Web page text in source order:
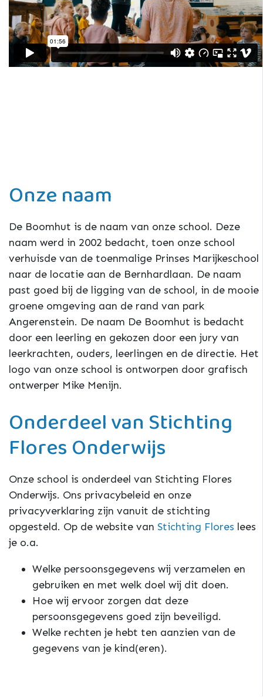
Onze naam
De Boomhut is de naam van onze school. Deze
naam werd in 2002 bedacht, toen onze school
verhuisde van de toenmalige Prinses Marijkeschool
naar de locatie aan de Bernhardlaan. De naam
past goed bij de ligging van de school, in de mooie
groene omgeving aan de rand van park
Angerenstein. De naam De Boomhut is bedacht
door een leerling en gekozen door een jury van
leerkrachten, ouders, leerlingen en de directie. Het
logo van onze school is ontworpen door grafisch
ontwerper Mike Menijn.
Onderdeel van Stichting
Flores Onderwijs
Onze school is onderdeel van Stichting Flores
Onderwijs. Ons privacybeleid en onze
privacyverklaring zijn vanuit de stichting
opgesteld. Op de website van Stichting Flores lees
je o.a.
Welke persoonsgegevens wij verzamelen en
gebruiken en met welk doel wij dit doen.
Hoe wij ervoor zorgen dat deze
persoonsgegevens goed zijn beveiligd.
Welke rechten je hebt ten aanzien van de
gegevens van je kind(eren).